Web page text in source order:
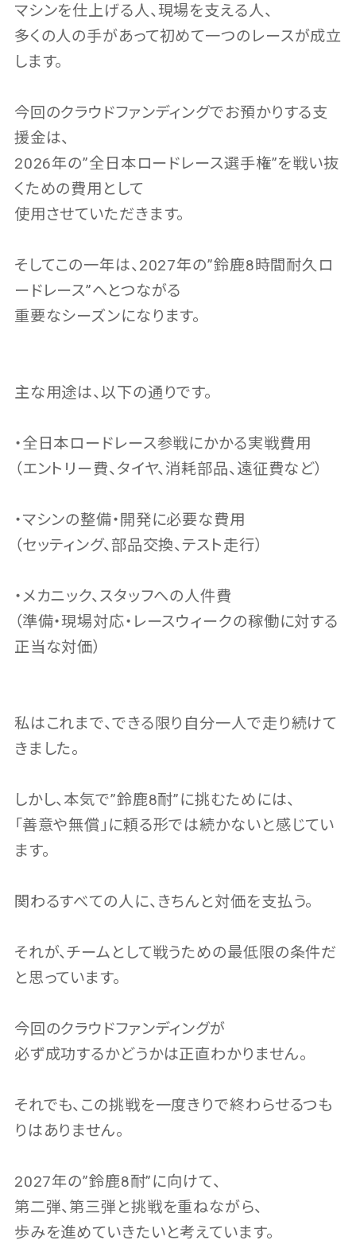
マシンを仕上げる人、現場を支える人、
多くの人の手があって初めて一つのレースが成立
します。
今回のクラウドファンディングでお預かりする支
援金は、
2026年の”全日本ロードレース選手権”を戦い抜
くための費用として
使用させていただきます。
そしてこの一年は、2027年の”鈴鹿8時間耐久ロ
ードレース”へとつながる
重要なシーズンになります。
主な用途は、以下の通りです。
・全日本ロードレース参戦にかかる実戦費用
（エントリー費、タイヤ、消耗部品、遠征費など）
・マシンの整備・開発に必要な費用
（セッティング、部品交換、テスト走行）
・メカニック、スタッフへの人件費
（準備・現場対応・レースウィークの稼働に対する
正当な対価）
私はこれまで、できる限り自分一人で走り続けて
きました。
しかし、本気で”鈴鹿8耐”に挑むためには、
「善意や無償」に頼る形では続かないと感じてい
ます。
関わるすべての人に、きちんと対価を支払う。
それが、チームとして戦うための最低限の条件だ
と思っています。
今回のクラウドファンディングが
必ず成功するかどうかは正直わかりません。
それでも、この挑戦を一度きりで終わらせるつも
りはありません。
2027年の”鈴鹿8耐”に向けて、
第二弾、第三弾と挑戦を重ねながら、
歩みを進めていきたいと考えています。